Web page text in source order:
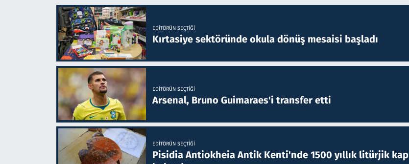
EDITÖRÜN SEÇTIĞI
Kırtasiye sektöründe okula dönüş mesaisi başladı
EDITÖRÜN SEÇTIĞI
Arsenal, Bruno Guimaraes'i transfer etti
EDITÖRÜN SEÇTIĞI
Pisidia Antiokheia Antik Kenti'nde 1500 yıllık litürjik kap